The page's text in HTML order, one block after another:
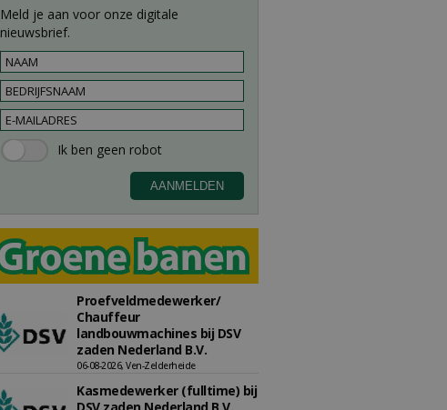
Meld je aan voor onze digitale
nieuwsbrief.
Proefveldmedewerker/
Chauffeur
landbouwmachines bij DSV
zaden Nederland B.V.
06-08-2026, Ven-Zelderheide
Kasmedewerker (fulltime) bij